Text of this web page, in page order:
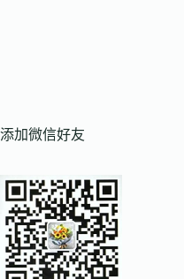
添加微信好友